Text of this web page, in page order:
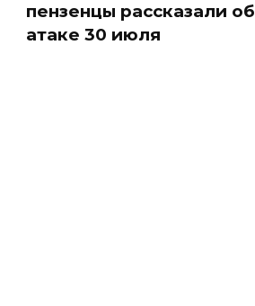
пензенцы рассказали об
атаке 30 июля